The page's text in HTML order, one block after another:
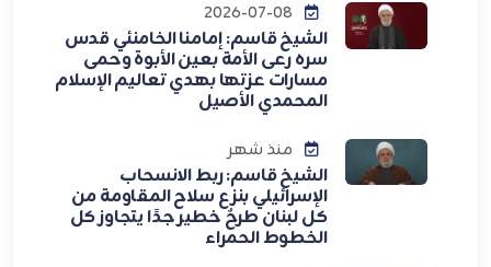
الشيخ قاسم: إمامنا الخامنئي قدس
سره رعى الأمة بعين الأبوة وحمى
مسارات عزتها بهدي تعاليم الإسلام
المحمدي الأصيل
منذ شهر
الشيخ قاسم: ربط الانسحاب
الإسرائيلي بنزع سلاح المقاومة من
كل لبنان طرحٌ خطير جدًا يتجاوز كل
الخطوط الحمراء